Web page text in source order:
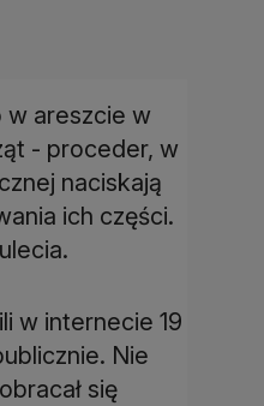
w areszcie w
- proceder, w
naciskają
ich części.
w internecie 19
Nie
się